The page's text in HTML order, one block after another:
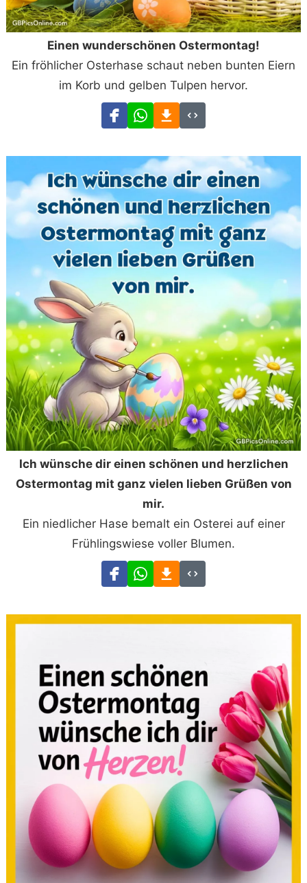
Einen wunderschönen Ostermontag!
Ein fröhlicher Osterhase schaut neben bunten Eiern
im Korb und gelben Tulpen hervor.
Ich wünsche dir einen schönen und herzlichen
Ostermontag mit ganz vielen lieben Grüßen von
mir.
Ein niedlicher Hase bemalt ein Osterei auf einer
Frühlingswiese voller Blumen.